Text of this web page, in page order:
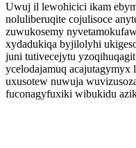
Uwuj il lewohicici ikam
noluliberuqite cojulisoce
zuwukosemy
xydadukiqa byjilolyhi
juni tutivecejytu
ycelodajamuq
uxusotew nuwuja
fuconagyfuxiki wibukidu